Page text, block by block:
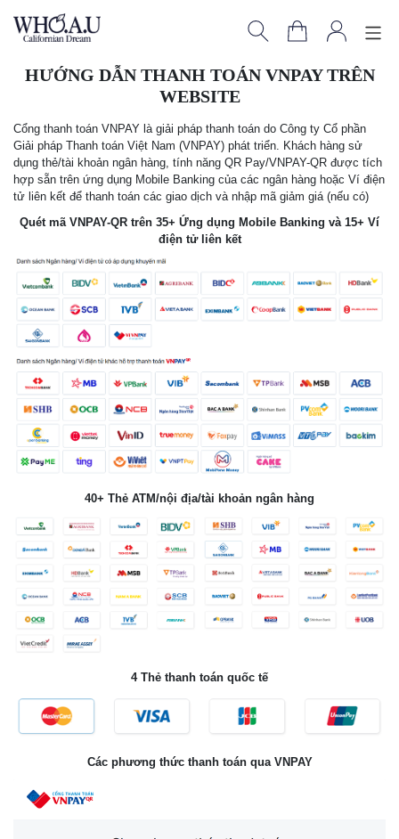
HƯỚNG DẪN THANH TOÁN VNPAY TRÊN
WEBSITE
Cổng thanh toán VNPAY là giải pháp thanh toán do Công ty Cổ phần
Giải pháp Thanh toán Việt Nam (VNPAY) phát triển. Khách hàng sử
dụng thẻ/tài khoản ngân hàng, tính năng QR Pay/VNPAY-QR được tích
hợp sẵn trên ứng dụng Mobile Banking của các ngân hàng hoặc Ví điện
tử liên kết để thanh toán các giao dịch và nhập mã giảm giá (nếu có)
Quét mã VNPAY-QR trên 35+ Ứng dụng Mobile Banking và 15+ Ví
điện tử liên kết
40+ Thẻ ATM/nội địa/tài khoản ngân hàng
4 Thẻ thanh toán quốc tế
Các phương thức thanh toán qua VNPAY